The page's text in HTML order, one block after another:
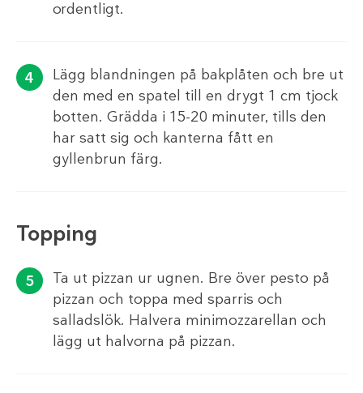
ordentligt.
Lägg blandningen på bakplåten och bre ut
den med en spatel till en drygt 1 cm tjock
botten. Grädda i 15-20 minuter, tills den
har satt sig och kanterna fått en
gyllenbrun färg.
Topping
Ta ut pizzan ur ugnen. Bre över pesto på
pizzan och toppa med sparris och
salladslök. Halvera minimozzarellan och
lägg ut halvorna på pizzan.